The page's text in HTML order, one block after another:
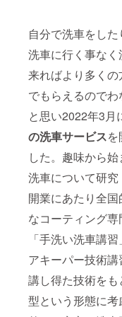
自分で洗車をし
洗車に行く事なく
来ればより多くの
でもらえるのでわ
と思い2022年3月
の洗車サービスを
した。趣味から
洗車について研究
開業にあたり全国
なコーティング
「手洗い洗車講
アキーパー技術講
講し得た技術を
型という形態に考